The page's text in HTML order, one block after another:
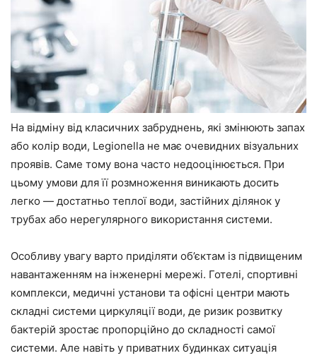
На відміну від класичних забруднень, які змінюють запах
або колір води, Legionella не має очевидних візуальних
проявів. Саме тому вона часто недооцінюється. При
цьому умови для її розмноження виникають досить
легко — достатньо теплої води, застійних ділянок у
трубах або нерегулярного використання системи.
Особливу увагу варто приділяти об’єктам із підвищеним
навантаженням на інженерні мережі. Готелі, спортивні
комплекси, медичні установи та офісні центри мають
складні системи циркуляції води, де ризик розвитку
бактерій зростає пропорційно до складності самої
системи. Але навіть у приватних будинках ситуація